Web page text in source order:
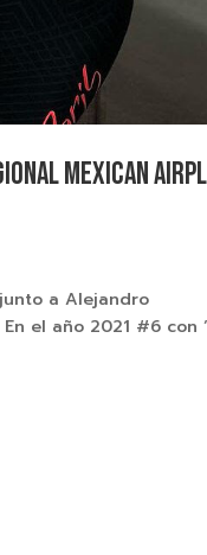
Mexican
a Alejandro
el año 2021 #6 con